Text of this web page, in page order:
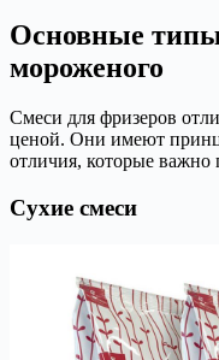
Основные типы
мороженого
Смеси для фризеров
ценой. Они имеют
отличия, которые
Сухие смеси